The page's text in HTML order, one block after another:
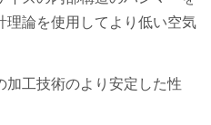
理論を使用してより低い空気
加工技術のより安定した性